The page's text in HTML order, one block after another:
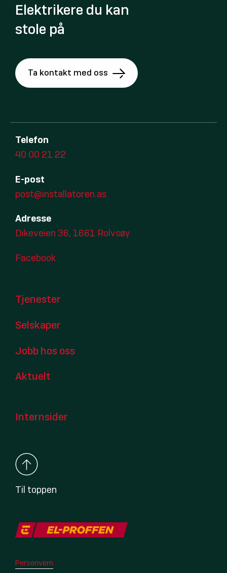
Elektrikere du kan
stole på
Ta kontakt med oss
Telefon
40 00 21 22
E-post
post@installatoren.as
Adresse
Dikeveien 36, 1661 Rolvsøy
Facebook
Tjenester
Selskaper
Jobb hos oss
Aktuelt
Internsider
Til toppen
Personvern